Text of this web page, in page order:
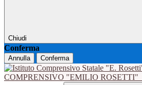
Chiudi
Conferma
Annulla Conferma
COMPRENSIVO "EMILIO ROSETTI"